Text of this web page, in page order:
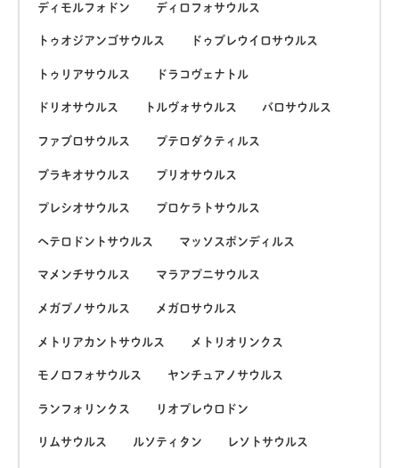
ディモルフォドン ディロフォサウルス
トゥオジアンゴサウルス ドゥブレウイロサウルス
トゥリアサウルス ドラコヴェナトル
ドリオサウルス トルヴォサウルス バロサウルス
ファブロサウルス プテロダクティルス
ブラキオサウルス プリオサウルス
プレシオサウルス プロケラトサウルス
ヘテロドントサウルス マッソスポンディルス
マメンチサウルス マラアプニサウルス
メガプノサウルス メガロサウルス
メトリアカントサウルス メトリオリンクス
モノロフォサウルス ヤンチュアノサウルス
ランフォリンクス リオプレウロドン
リムサウルス ルソティタン レソトサウルス